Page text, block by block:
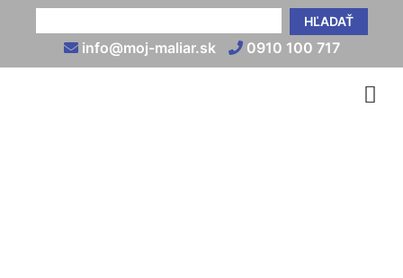
HĽADAŤ
info@moj-maliar.sk 0910 100 717